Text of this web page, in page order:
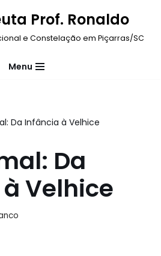
Prof. Ronaldo
e Constelação em Piçarras/SC
Menu
Da Infância à Velhice
Da
Velhice